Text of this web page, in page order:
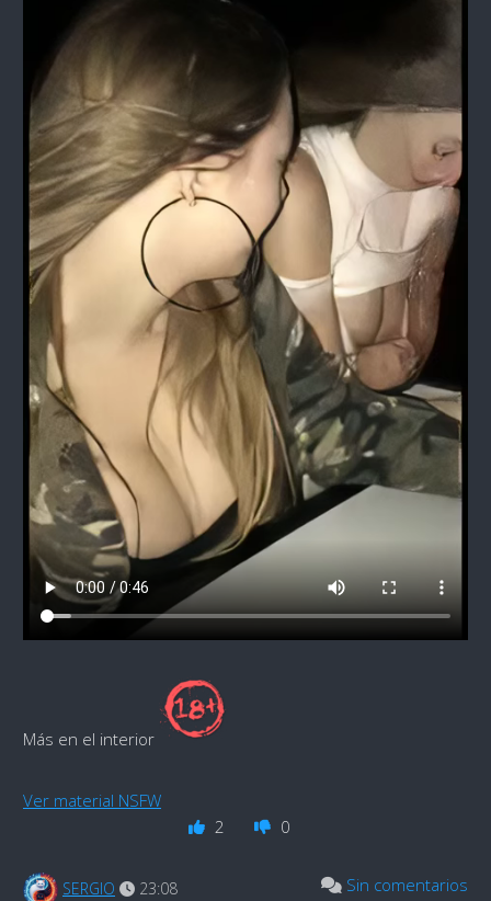
Más en el interior
Ver material NSFW
2
0
SERGIO 23:08 Sin comentarios